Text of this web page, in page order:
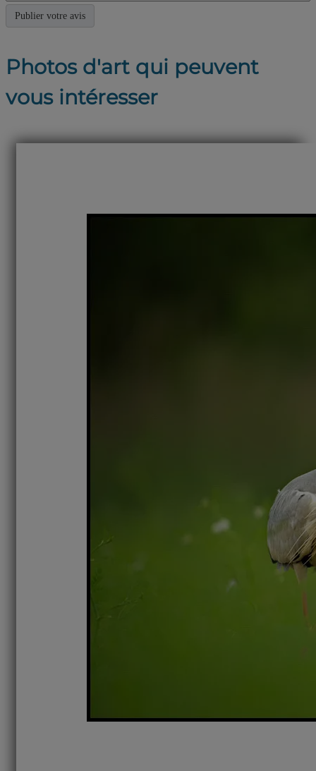
Photos d'art qui peuvent
vous intéresser